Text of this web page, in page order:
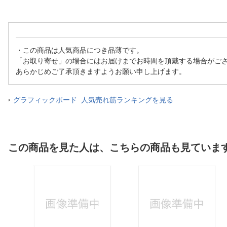
・この商品は人気商品につき品薄です。
「お取り寄せ」の場合にはお届けまでお時間を頂戴する場合がご
あらかじめご了承頂きますようお願い申し上げます。
グラフィックボード 人気売れ筋ランキングを見る
この商品を見た人は、こちらの商品も見ていま